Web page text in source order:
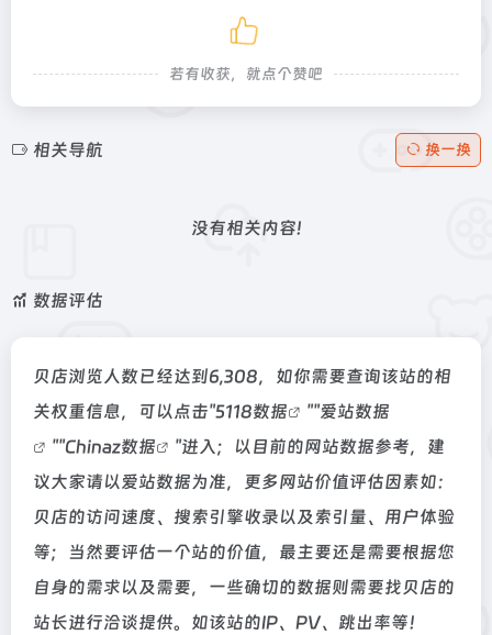
若有收获，就点个赞吧
相关导航 换一换
没有相关内容!
数据评估
贝店浏览人数已经达到6,308，如你需要查询该站的相
关权重信息，可以点击"5118数据 ""爱站数据
""Chinaz数据
"进入；以目前的网站数据参考，建
议大家请以爱站数据为准，更多网站价值评估因素如：
贝店的访问速度、搜索引擎收录以及索引量、用户体验
等；当然要评估一个站的价值，最主要还是需要根据您
自身的需求以及需要，一些确切的数据则需要找贝店的
站长进行洽谈提供。如该站的IP、PV、跳出率等！